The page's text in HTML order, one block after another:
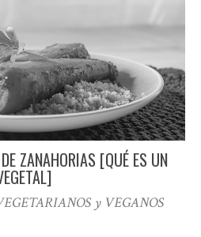
ZANAHORIAS [QUÉ ES UN
y VEGANOS